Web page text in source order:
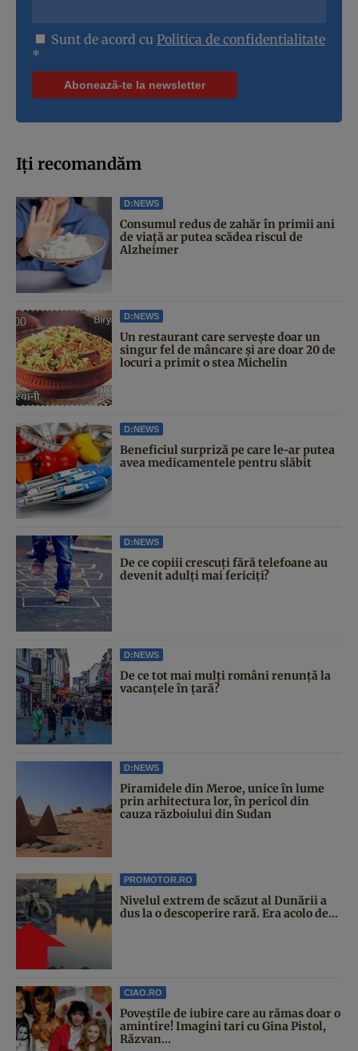
Sunt de acord cu Politica de confidentialitate
*
Iți recomandăm
D:NEWS
Consumul redus de zahăr în primii ani
de viață ar putea scădea riscul de
Alzheimer
D:NEWS
Un restaurant care servește doar un
singur fel de mâncare și are doar 20 de
locuri a primit o stea Michelin
D:NEWS
Beneficiul surpriză pe care le-ar putea
avea medicamentele pentru slăbit
D:NEWS
De ce copiii crescuți fără telefoane au
devenit adulți mai fericiți?
D:NEWS
De ce tot mai mulți români renunță la
vacanțele în țară?
D:NEWS
Piramidele din Meroe, unice în lume
prin arhitectura lor, în pericol din
cauza războiului din Sudan
PROMOTOR.RO
Nivelul extrem de scăzut al Dunării a
dus la o descoperire rară. Era acolo de...
CIAO.RO
Poveştile de iubire care au rămas doar o
amintire! Imagini tari cu Gina Pistol,
Răzvan...